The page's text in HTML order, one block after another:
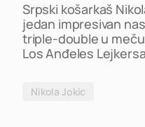
Srpski košarkaš
jedan impresivan
triple-double u
Los Anđeles
Nikola Jokic